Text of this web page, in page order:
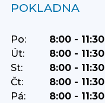
POKLADNA
Po:
8:00 -
Út:
8:00 -
St:
8:00 -
Čt:
8:00 -
Pá:
8:00 -